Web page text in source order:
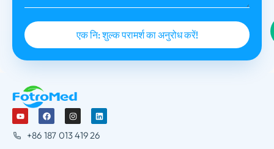
+86 187 013 419 26